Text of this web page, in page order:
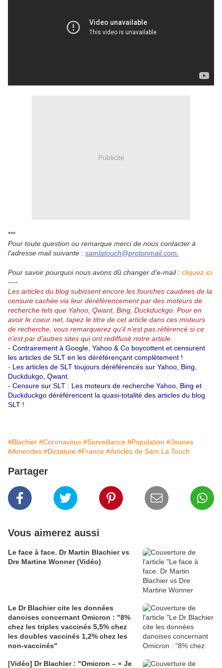
Publicité
***
Pour toute question ou remarque merci de nous contacter à
l'adresse mail suivante : samlatouch@protonmail.com.
Pour savoir pourquoi nous avons dû changer d'e-mail : cliquez ici.
----
Les articles du blog subissent encore les fourches caudines de la
censure cachée via leur déréférencement par des moteurs de
recherche tels que Yahoo, Qwant, Bing, Duckduckgo. Pour en
avoir le coeur net, tapez le titre de cet article dans ces moteurs
de recherche, vous remarquerez qu'il n'est pas référencé si ce
n'est par d'autres sites qui ont rediffusé notre article.
- Contrairement à Google, Yahoo & Co boycottent et censurent
les articles de SLT en les déréférençant complètement !
- Les articles de SLT toujours déréférencés sur Yahoo, Bing,
Duckdukgo, Qwant.
- Censure sur SLT : Les moteurs de recherche Yahoo, Bing et
Duckduckgo déréférencent la quasi-totalité des articles du blog
SLT !
#Blachier #Coronavirus #Surveillance #Population #Jeunes
#Amendes #Dictature #France #Articles de Sam La Touch
Partager
Vous aimerez aussi
Le face à face. Dr Martin Blachier vs
Dre Martine Wonner (Vidéo)
Le Dr Blachier cite les données
danoises concernant Omicron : "8%
chez les triples vaccinés 5,5% chez
les doubles vaccinés 1,2% chez les
non-vaccinés"
[Vidéo] Dr Blachier : "Omicron – « Je